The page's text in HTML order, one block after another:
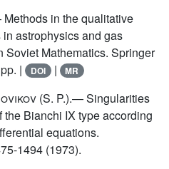
in the qualitative
astrophysics and gas
Mathematics. Springer
|
DOI | MR
(S. P.).— Singularities
Bianchi IX type according
equations.
1494 (1973).